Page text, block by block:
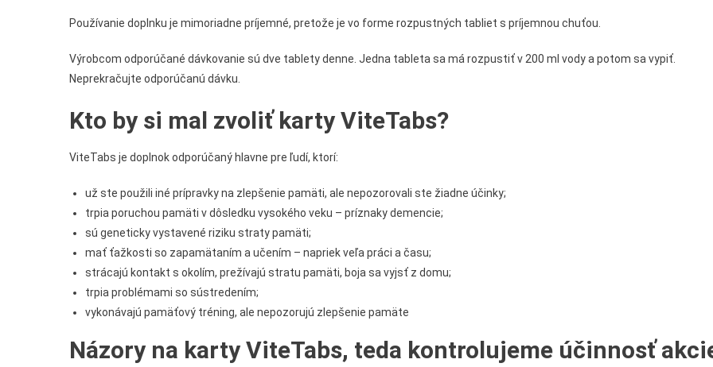
Používanie doplnku je mimoriadne príjemné, pretože je vo forme rozpustných tabliet s príjemnou chuťou.
Výrobcom odporúčané dávkovanie sú dve tablety denne. Jedna tableta sa má rozpustiť v 200 ml vody a potom sa vypiť.
Neprekračujte odporúčanú dávku.
Kto by si mal zvoliť karty ViteTabs?
ViteTabs je doplnok odporúčaný hlavne pre ľudí, ktorí:
už ste použili iné prípravky na zlepšenie pamäti, ale nepozorovali ste žiadne účinky;
trpia poruchou pamäti v dôsledku vysokého veku – príznaky demencie;
sú geneticky vystavené riziku straty pamäti;
mať ťažkosti so zapamätaním a učením – napriek veľa práci a času;
strácajú kontakt s okolím, prežívajú stratu pamäti, boja sa vyjsť z domu;
trpia problémami so sústredením;
vykonávajú pamäťový tréning, ale nepozorujú zlepšenie pamäte
Názory na karty ViteTabs, teda kontrolujeme účinnosť